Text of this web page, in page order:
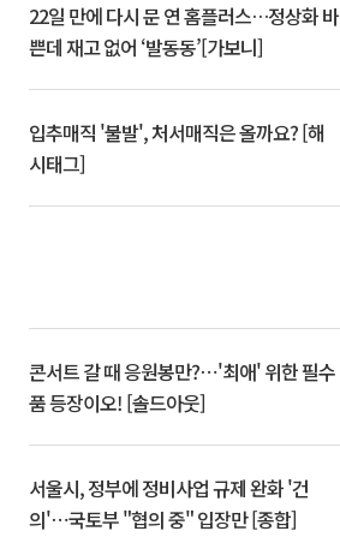
22일 만에 다시 문 연 홈플러스…정상화 바
쁜데 재고 없어 ‘발동동’[가보니]
입추매직 '불발', 처서매직은 올까요? [해
시태그]
콘서트 갈 때 응원봉만?⋯'최애' 위한 필수
품 등장이오! [솔드아웃]
서울시, 정부에 정비사업 규제 완화 '건
의'⋯국토부 "협의 중" 입장만 [종합]